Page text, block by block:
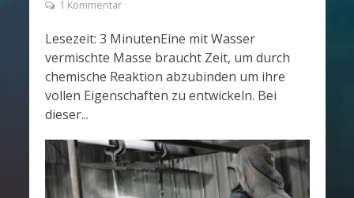
1 Kommentar
Lesezeit: 3 MinutenEine mit Wasser
vermischte Masse braucht Zeit, um durch
chemische Reaktion abzubinden um ihre
vollen Eigenschaften zu entwickeln. Bei
dieser...